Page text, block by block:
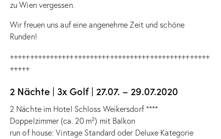
zu Wien vergessen.
Wir freuen uns auf eine angenehme Zeit und schöne
Runden!
++++++++++++++++++++++++++++++++++++++++++++++++++
+++++
2 Nächte | 3x Golf | 27.07. – 29.07.2020
2 Nächte im Hotel Schloss Weikersdorf ****
Doppelzimmer (ca. 20 m²) mit Balkon
run of house: Vintage Standard oder Deluxe Kategorie